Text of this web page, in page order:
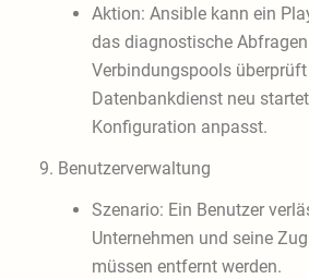
Aktion: Ansible kann ein
das diagnostische
Verbindungspools
Datenbankdienst neu
Konfiguration anpasst.
9. Benutzerverwaltung
Szenario: Ein Benutzer
Unternehmen und seine
müssen entfernt werden.